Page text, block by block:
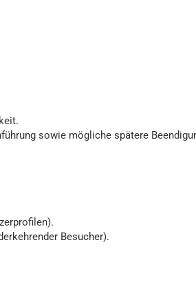
sowie mögliche spätere
Besucher).